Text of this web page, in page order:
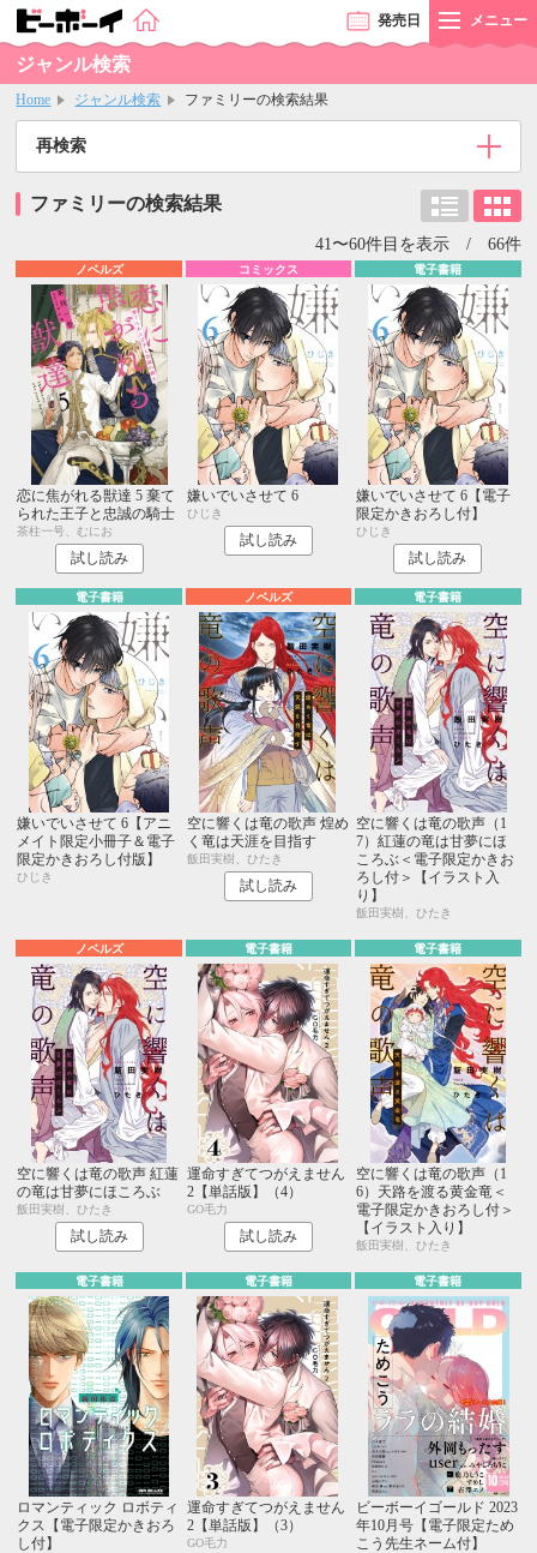
発売日 メニュー
ジャンル検索
Home ジャンル検索 ファミリーの検索結果
再検索
ファミリーの検索結果
41〜60件目を表示 / 66件
ノベルズ
恋に焦がれる獣達 5 棄て
られた王子と忠誠の騎士
茶柱一号、むにお
試し読み
コミックス
嫌いでいさせて 6
ひじき
試し読み
電子書籍
嫌いでいさせて 6【電子
限定かきおろし付】
ひじき
試し読み
電子書籍
嫌いでいさせて 6【アニ
メイト限定小冊子＆電子
限定かきおろし付版】
ひじき
ノベルズ
空に響くは竜の歌声 煌め
く竜は天涯を目指す
飯田実樹、ひたき
試し読み
電子書籍
空に響くは竜の歌声（1
7）紅蓮の竜は甘夢にほ
ころぶ＜電子限定かきお
ろし付＞【イラスト入
り】
飯田実樹、ひたき
ノベルズ
空に響くは竜の歌声 紅蓮
の竜は甘夢にほころぶ
飯田実樹、ひたき
試し読み
電子書籍
運命すぎてつがえません
2【単話版】（4）
GO毛力
試し読み
電子書籍
空に響くは竜の歌声（1
6）天路を渡る黄金竜＜
電子限定かきおろし付＞
【イラスト入り】
飯田実樹、ひたき
電子書籍
ロマンティック ロボティ
クス【電子限定かきおろ
し付】
電子書籍
運命すぎてつがえません
2【単話版】（3）
GO毛力
電子書籍
ビーボーイゴールド 2023
年10月号【電子限定ため
こう先生ネーム付】